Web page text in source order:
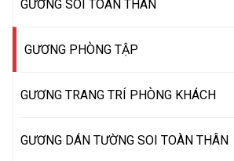
GƯƠNG SOI TOÀN THÂN
GƯƠNG PHÒNG TẬP
GƯƠNG TRANG TRÍ PHÒNG KHÁCH
GƯƠNG DÁN TƯỜNG SOI TOÀN THÂN